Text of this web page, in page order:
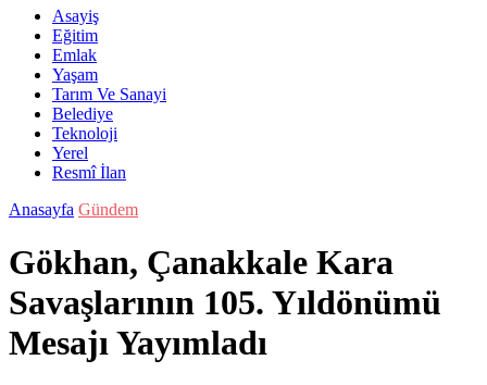
Asayiş
Eğitim
Emlak
Yaşam
Tarım Ve Sanayi
Belediye
Teknoloji
Yerel
Resmî İlan
Anasayfa Gündem
Gökhan, Çanakkale Kara
Savaşlarının 105. Yıldönümü
Mesajı Yayımladı